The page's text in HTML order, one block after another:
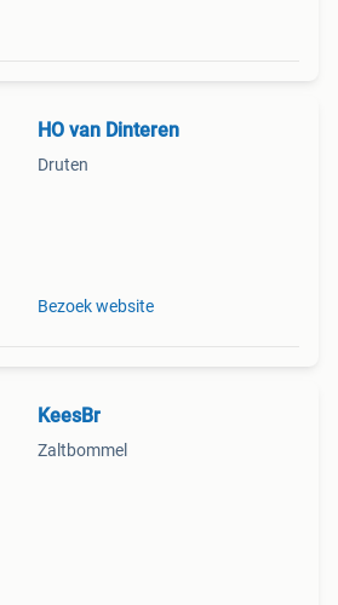
HO van Dinteren
Druten
Bezoek website
KeesBr
Zaltbommel